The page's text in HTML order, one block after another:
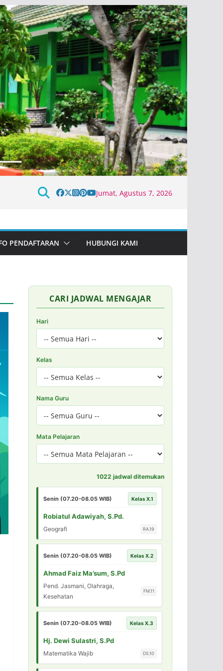
Jumat, Agustus 7, 2026
PENDAFTARAN HUBUNGI KAMI
CARI JADWAL MENGAJAR
Hari
Kelas
Nama Guru
Mata Pelajaran
1022 jadwal ditemukan
Senin (07.20-08.05 WIB) Kelas X.1
Robiatul Adawiyah, S.Pd.
Geografi RA.19
Senin (07.20-08.05 WIB) Kelas X.2
Ahmad Faiz Ma’sum, S.Pd
Pend. Jasmani, Olahraga,
Kesehatan
FM.11
Senin (07.20-08.05 WIB) Kelas X.3
Hj. Dewi Sulastri, S.Pd
Matematika Wajib DS.10